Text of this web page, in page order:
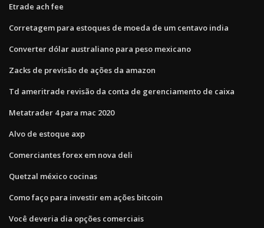
Etrade ach fee
Corretagem para estoques de moeda de um centavo india
Converter dólar australiano para peso mexicano
Zacks de previsão de ações da amazon
Td ameritrade revisão da conta de gerenciamento de caixa
Metatrader 4 para mac 2020
Alvo de estoque axp
Comerciantes forex em nova deli
Quetzal méxico cocinas
Como faço para investir em ações bitcoin
Você deveria dia opções comerciais